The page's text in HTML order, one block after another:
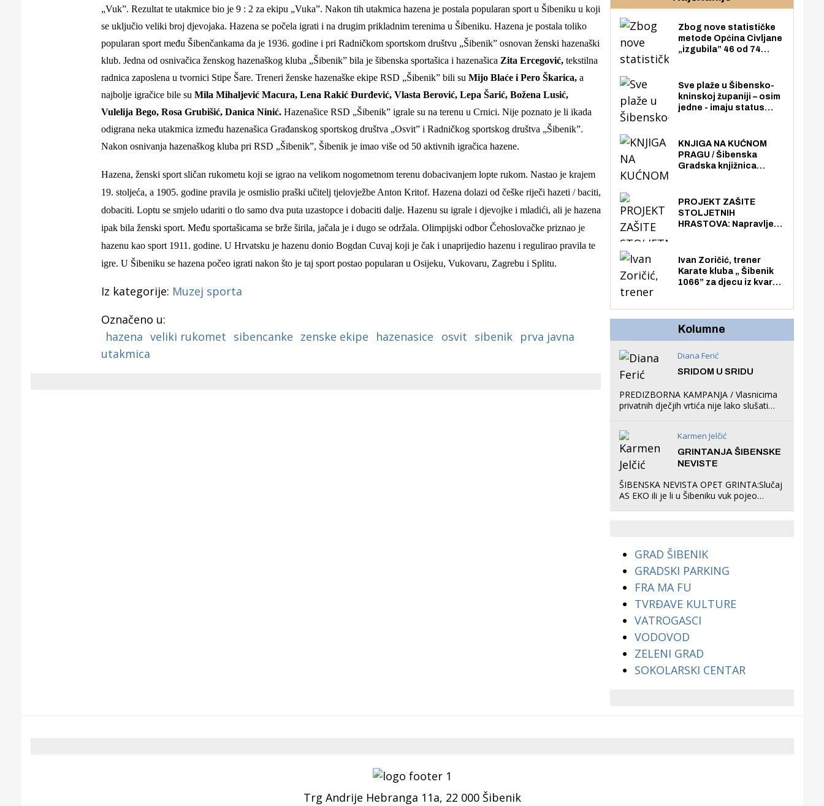
„Vuk”. Rezultat te utakmice bio je 9 : 2 za ekipu „Vuka”. Nakon tih utakmica hazena je postala popularan sport u Šibeniku u koji
se uključio veliki broj djevojaka. Hazena se počela igrati i na drugim prikladnim terenima u Šibeniku. Hazena je postala toliko
popularan sport među Šibenčankama da je 1936. godine i pri Radničkom sportskom društvu „Šibenik” osnovan ženski hazenaški
klub. Jedna od osnivačica ženskog hazenaškog kluba „Šibenik” bila je šibenska sportašica i hazenašica Zita Ercegović,tekstilna
radnica zaposlena u tvornici Stipe Šare. Treneri ženske hazenaške ekipe RSD „Šibenik” bili su Mijo Blaće i Pero Škarica, a
najbolje igračice bile su Mila Mihaljević Macura, Lena Rakić Đurđević, Vlasta Berović, Lepa Šarić, Božena Lusić,
Vulelija Bego, Rosa Grubišić, Danica Ninić. Hazenašice RSD „Šibenik” igrale su na terenu u Crnici. Nije poznato je li ikada
odigrana neka utakmica između hazenašica Građanskog sportskog društva „Osvit” i Radničkog sportskog društva „Šibenik”.
Nakon osnivanja hazenaškog kluba pri RSD „Šibenik”, Šibenik je imao više od 50 aktivnih igračica hazene.
Hazena, ženski sport sličan rukometu koji se igrao na velikom nogometnom terenu dobacivanjem lopte rukom. Nastao je krajem
19. stoljeća, a 1905. godine pravila je osmislio praški učitelj tjelovježbe Anton Kritof. Hazena dolazi od češke riječi hazeti / baciti,
dobaciti. Loptu se smjelo udariti o tlo samo dva puta uzastopce i dobaciti dalje. Hazenu su igrale i djevojke i mladići, ali je hazena
ipak bila ženski sport. Među sportašicama se brže širila, jačala je i dugo se održala. Olimpijski odbor Čehoslovačke priznao je
hazenu kao sport 1911. godine. U Hrvatsku je hazenu donio Bogdan Cuvaj koji je čak i unaprijedio hazenu i regulirao pravila te
igre. UŠibeniku se hazena počeo igrati nakon što je taj sport postao popularan u Osijeku, Vukovaru, Zagrebu i Splitu.
Iz kategorije: Muzej sporta
Označeno u:
hazena veliki rukomet sibencanke zenske ekipe hazenasice osvit sibenik prva javna
utakmica
Zbog nove statističke
metode Općina Civljane
„izgubila” 46 od 74
nego radno sposobnih
osoba među svojih 170
stanovnika.
Sve plaže u Šibensko-
kninskoj županiji – osim
jedne - imaju status
općoj upotrebi. Pristup
je slobodan i besplatan
za sve građane i
KNJIGA NA KUĆNOM
PRAGU / Šibenska
Gradska knjižnica
knjiga na kućnu adresu
električnim biciklom.
PROJEKT ZAŠITE
STOLJETNIH
HRASTOVA: Napravljen
Zmajevac
Ivan Zoričić, trener
Karate kluba „ Šibenik
1066” za djecu iz kvarta
organizirao dječje
Kolumne
Diana Ferić
SRIDOM U SRIDU
PREDIZBORNA KAMPANJA / Vlasnicima
privatnih dječjih vrtića nije lako slušati
što oni rade u Šibeniku ne postoji
Karmen Jelčić
GRINTANJA ŠIBENSKE
NEVISTE
ŠIBENSKA NEVISTA OPET GRINTA:Slučaj
AS EKO ili je li u Šibeniku vuk pojeo
GRAD ŠIBENIK
GRADSKI PARKING
FRA MA FU
TVRĐAVE KULTURE
VATROGASCI
VODOVOD
ZELENI GRAD
SOKOLARSKI CENTAR
Trg Andrije Hebranga 11a, 22 000 Šibenik